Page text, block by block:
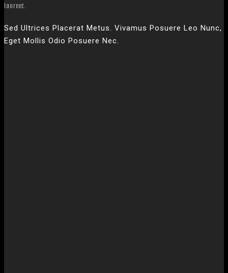
laoreet.
Sed Ultrices Placerat Metus. Vivamus Posuere Leo Nunc,
Eget Mollis Odio Posuere Nec.